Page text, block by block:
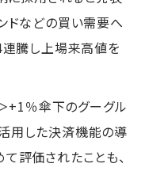
ドなどの買い需要へ
騰し上場来高値を
+1％傘下のグーグル
用した決済機能の導
評価されたことも、